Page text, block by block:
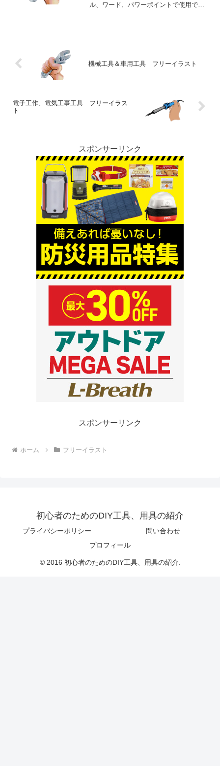
ル、ワード、パワーポイントで使用でき
機械工具＆車用工具 フリーイラスト
電子工作、電気工事工具 フリーイラス
ト
スポンサーリンク
スポンサーリンク
ホーム フリーイラスト
初心者のためのDIY工具、用具の紹介
プライバシーポリシー
問い合わせ
プロフィール
© 2016 初心者のためのDIY工具、用具の紹介.